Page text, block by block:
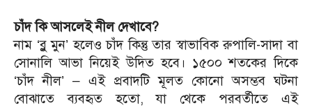
চাঁদ কি আসলেই নীল দেখাবে?
নাম ‘ব্লু মুন’ হলেও চাঁদ কিন্তু তার স্বাভাবিক রুপালি-সাদা বা
সোনালি আভা নিয়েই উদিত হবে। ১৫০০ শতকের দিকে
‘চাঁদ নীল’ – এই প্রবাদটি মূলত কোনো অসম্ভব ঘটনা
বোঝাতে ব্যবহৃত হতো, যা থেকে পরবর্তীতে এই